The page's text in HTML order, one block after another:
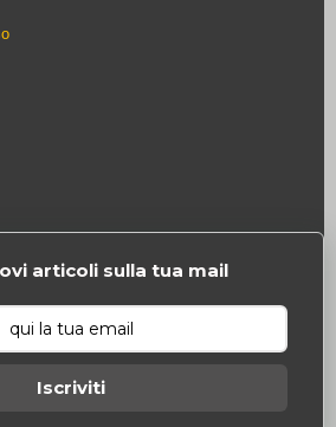
articoli sulla tua mail
Iscriviti